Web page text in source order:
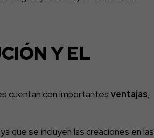
Y EL
cuentan con importantes ventajas,
ya que se incluyen las creaciones en las